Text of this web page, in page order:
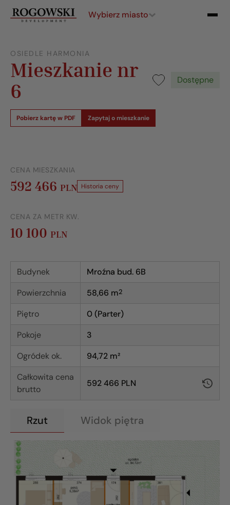
Wybierz miasto
OSIEDLE HARMONIA
Mieszkanie nr
6
Dostępne
Pobierz kartę w PDF Zapytaj o mieszkanie
CENA MIESZKANIA
592 466 PLN Historia ceny
CENA ZA METR KW.
10 100 PLN
Budynek
Mroźna bud. 6B
Powierzchnia
58,66 m2
Piętro
0 (Parter)
Pokoje
3
Ogródek ok.
94,72 m²
Całkowita cena
brutto
592 466 PLN
Rzut Widok piętra